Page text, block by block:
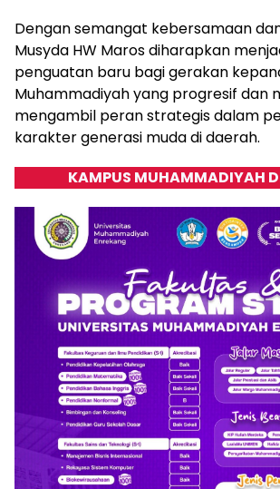
Dengan semangat kebersamaan
Musyda HW Maros diharapkan
penguatan baru bagi gerakan
Muhammadiyah yang progresif dan
mengambil peran strategis dalam
karakter generasi muda di daerah.
KAMPUS MUHAMMADIYAH